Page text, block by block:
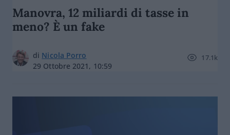
Manovra, 12 miliardi di tasse in
meno? È un fake
di Nicola Porro
29 Ottobre 2021, 10:59
17.1k